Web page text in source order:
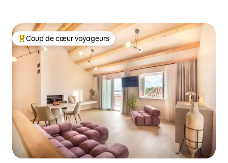
Coups de cœur voyageurs les plus appréciés
Coup de cœur voyageurs